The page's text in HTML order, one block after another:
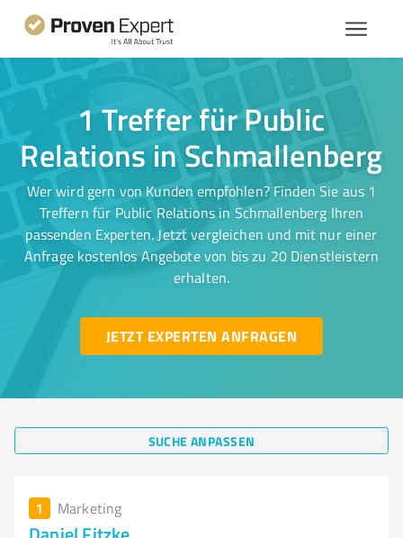
1 Treffer für Public
Relations in Schmallenberg
Wer wird gern von Kunden empfohlen? Finden Sie aus 1
Treffern für Public Relations in Schmallenberg Ihren
passenden Experten. Jetzt vergleichen und mit nur einer
Anfrage kostenlos Angebote von bis zu 20 Dienstleistern
erhalten.
JETZT EXPERTEN ANFRAGEN
SUCHE ANPASSEN
1 Marketing